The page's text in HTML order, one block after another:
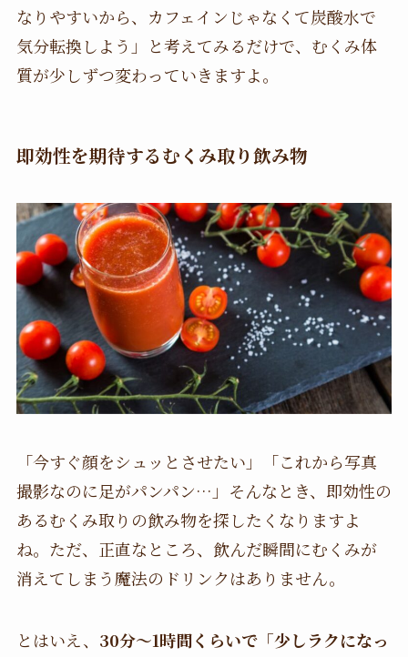
なりやすいから、カフェインじゃなくて炭酸水で
気分転換しよう」と考えてみるだけで、むくみ体
質が少しずつ変わっていきますよ。
即効性を期待するむくみ取り飲み物
「今すぐ顔をシュッとさせたい」「これから写真
撮影なのに足がパンパン…」そんなとき、即効性の
あるむくみ取りの飲み物を探したくなりますよ
ね。ただ、正直なところ、飲んだ瞬間にむくみが
消えてしまう魔法のドリンクはありません。
とはいえ、 30分〜1時間くらいで「少しラクになっ